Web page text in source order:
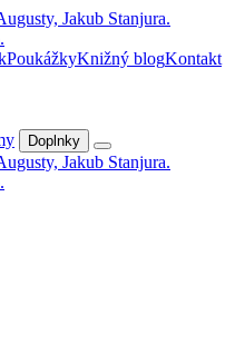
PoukážkyKnižný blogKontakt
Doplnky